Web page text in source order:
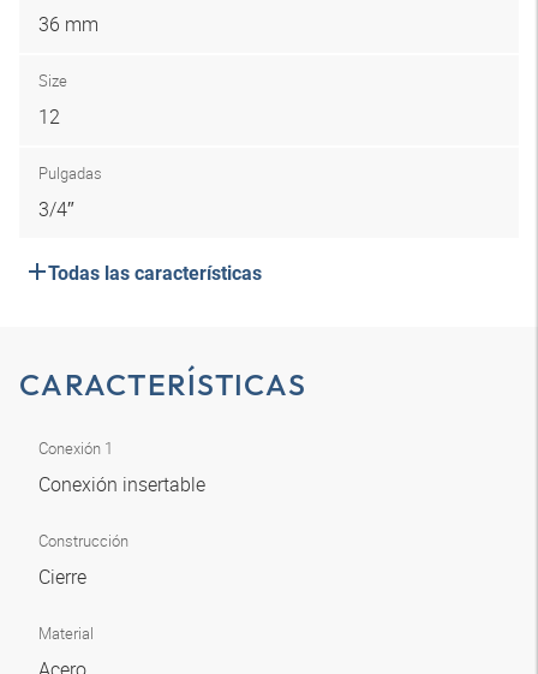
36 mm
Size
12
Pulgadas
3/4″
Todas las características
CARACTERÍSTICAS
Conexión 1
Conexión insertable
Construcción
Cierre
Material